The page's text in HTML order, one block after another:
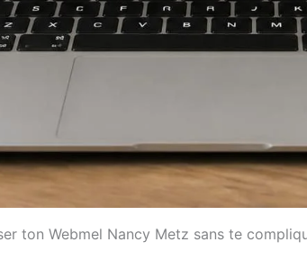
ton Webmel Nancy Metz sans te